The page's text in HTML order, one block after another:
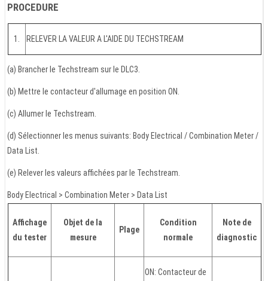
PROCEDURE
1. RELEVER LA VALEUR A L'AIDE DU TECHSTREAM
(a) Brancher le Techstream sur le DLC3.
(b) Mettre le contacteur d'allumage en position ON.
(c) Allumer le Techstream.
(d) Sélectionner les menus suivants: Body Electrical / Combination Meter /
Data List.
(e) Relever les valeurs affichées par le Techstream.
Body Electrical > Combination Meter > Data List
Affichage
du tester
Objet de la
mesure
Plage
Condition
normale
Note de
diagnostic
ON: Contacteur de